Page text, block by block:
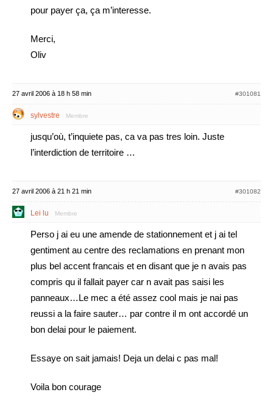
pour payer ça, ça m’interesse.
Merci,
Oliv
27 avril 2006 à 18 h 58 min #301081
sylvestre Membre
jusqu’où, t’inquiete pas, ca va pas tres loin. Juste
l’interdiction de territoire …
27 avril 2006 à 21 h 21 min #301082
Lei lu Membre
Perso j ai eu une amende de stationnement et j ai tel
gentiment au centre des reclamations en prenant mon
plus bel accent francais et en disant que je n avais pas
compris qu il fallait payer car n avait pas saisi les
panneaux…Le mec a été assez cool mais je nai pas
reussi a la faire sauter… par contre il m ont accordé un
bon delai pour le paiement.
Essaye on sait jamais! Deja un delai c pas mal!
Voila bon courage